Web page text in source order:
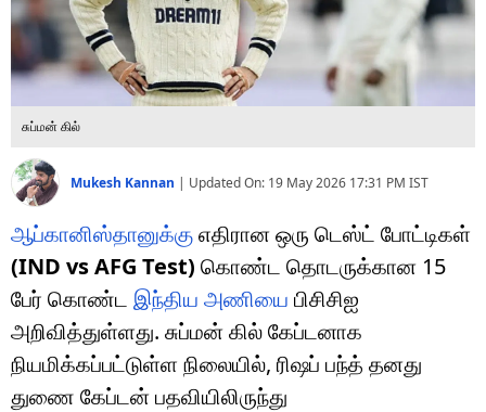
போட்டோ கேலரி
சுப்மன் கில்
Mukesh Kannan | Updated On: 19 May 2026 17:31 PM IST
ஆப்கானிஸ்தானுக்குஎதிரான ஒரு டெஸ்ட் போட்டிகள்
(IND vs AFG Test) கொண்ட தொடருக்கான 15
பேர் கொண்ட இந்திய அணியை பிசிசிஐ
அறிவித்துள்ளது. சுப்மன் கில் கேப்டனாக
நியமிக்கப்பட்டுள்ள நிலையில், ரிஷப் பந்த் தனது
துணை கேப்டன் பதவியிலிருந்து